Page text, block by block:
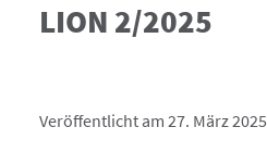
LION 2/2025
Veröffentlicht am 27. März 2025